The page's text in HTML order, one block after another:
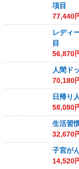
項目
77,440
レディ
目
56,870
人間ド
70,180
日帰り
58,080
生活習
32,670
子宮が
14,520